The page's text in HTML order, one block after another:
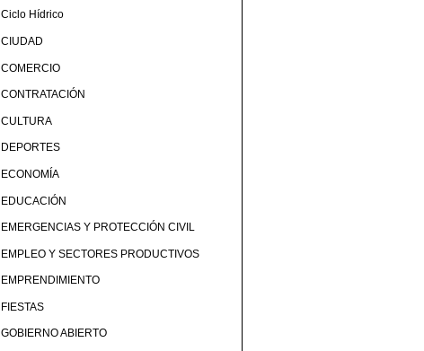
Ciclo Hídrico
CIUDAD
COMERCIO
CONTRATACIÓN
CULTURA
DEPORTES
ECONOMÍA
EDUCACIÓN
EMERGENCIAS Y PROTECCIÓN CIVIL
EMPLEO Y SECTORES PRODUCTIVOS
EMPRENDIMIENTO
FIESTAS
GOBIERNO ABIERTO